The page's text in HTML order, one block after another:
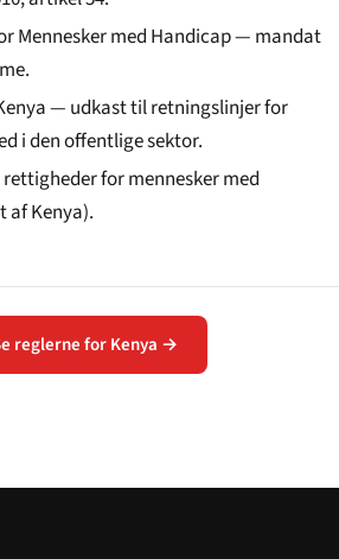
Mennesker med Handicap — mandat
— udkast til retningslinjer for
i den offentlige sektor.
for mennesker med
af Kenya).
reglerne for Kenya →